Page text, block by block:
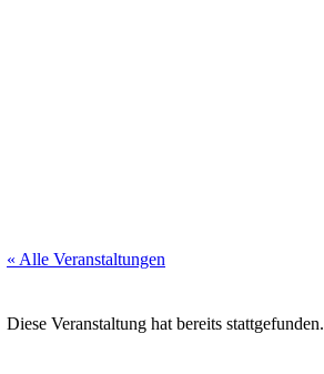
« Alle Veranstaltungen
Diese Veranstaltung hat bereits stattgefunden.